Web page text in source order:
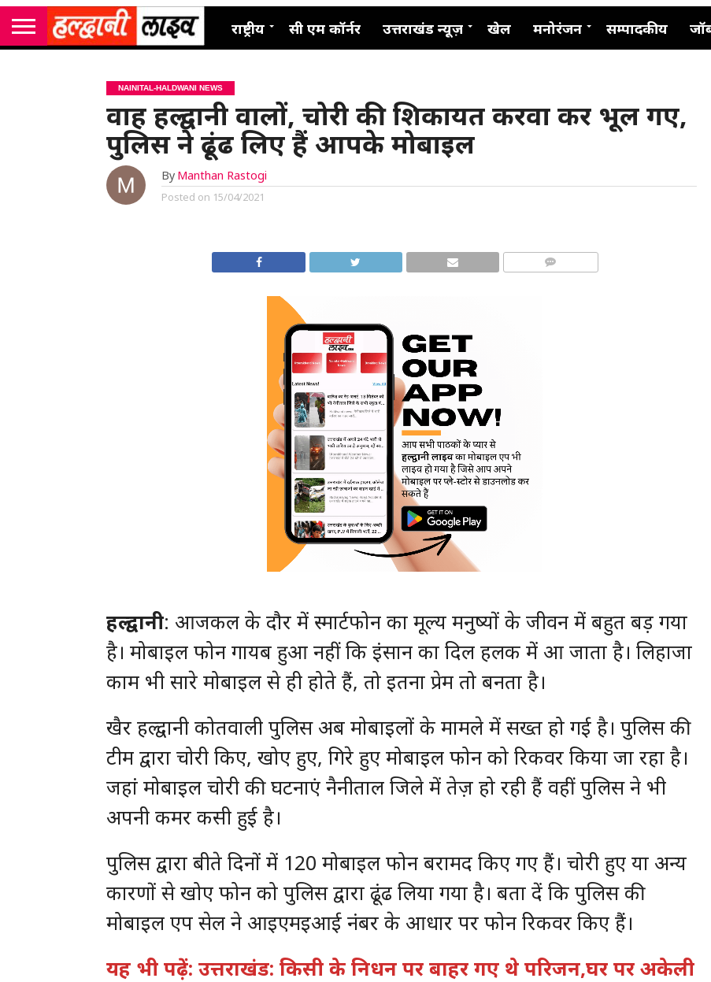
राष्ट्रीय सी एम कॉर्नर उत्तराखंड न्यूज़ खेल मनोरंजन सम्पादकीय
NAINITAL-HALDWANI NEWS
वाह हल्द्वानी वालों, चोरी की शिकायत करवा कर भूल गए,
पुलिस ने ढूंढ लिए हैं आपके मोबाइल
By Manthan Rastogi
Posted on 15/04/2021
हल्द्वानी: आजकल के दौर में स्मार्टफोन का मूल्य मनुष्यों के जीवन में बहुत बड़ गया
है। मोबाइल फोन गायब हुआ नहीं कि इंसान का दिल हलक में आ जाता है। लिहाजा
काम भी सारे मोबाइल से ही होते हैं, तो इतना प्रेम तो बनता है।
खैर हल्द्वानी कोतवाली पुलिस अब मोबाइलों के मामले में सख्त हो गई है। पुलिस की
टीम द्वारा चोरी किए, खोए हुए, गिरे हुए मोबाइल फोन को रिकवर किया जा रहा है।
जहां मोबाइल चोरी की घटनाएं नैनीताल जिले में तेज़ हो रही हैं वहीं पुलिस ने भी
अपनी कमर कसी हुई है।
पुलिस द्वारा बीते दिनों में 120 मोबाइल फोन बरामद किए गए हैं। चोरी हुए या अन्य
कारणों से खोए फोन को पुलिस द्वारा ढूंढ लिया गया है। बता दें कि पुलिस की
मोबाइल एप सेल ने आइएमइआई नंबर के आधार पर फोन रिकवर किए हैं।
यह भी पढ़ें: उत्तराखंड: किसी के निधन पर बाहर गए थे परिजन,घर पर अकेली